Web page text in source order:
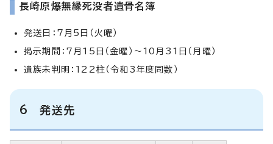
長崎原爆無縁死没者遺骨名簿
発送日：7月5日（火曜）
掲示期間：7月15日（金曜）～10月31日（月曜）
遺族未判明：122柱（令和3年度同数）
6 発送先